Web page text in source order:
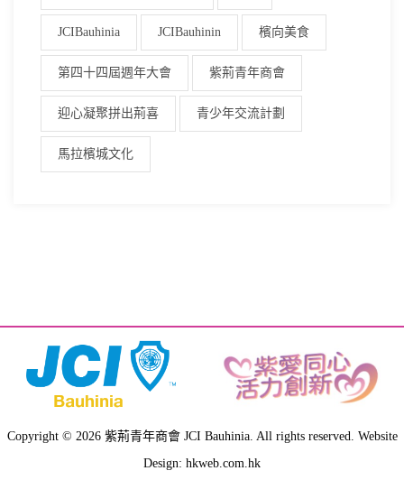
JCIBauhinia JCIBauhinin 檳向美食
第四十四屆週年大會 紫荊青年商會
迎心凝聚拼出荊喜 青少年交流計劃
馬拉檳城文化
Copyright © 2026 紫荊青年商會 JCI Bauhinia. All rights reserved. Website
Design: hkweb.com.hk